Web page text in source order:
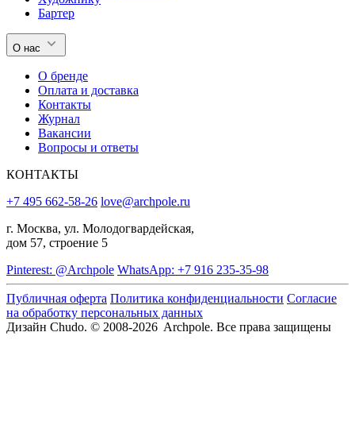
Бартер
О нас
О бренде
Оплата и доставка
Контакты
Журнал
Вакансии
Вопросы и ответы
КОНТАКТЫ
+7 495 662-58-26 love@archpole.ru
г. Москва, ул. Молодогвардейская,
дом 57, строение 5
Pinterest: @Archpole WhatsApp: +7 916 235-35-98
Публичная оферта Политика конфиденциальности Согласие
на обработку персональных данных
Дизайн Chudo. © 2008-2026 Archpole. Все права защищены